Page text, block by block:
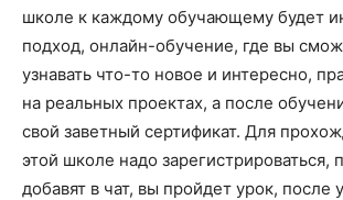
школе к каждому обучающему будет
подход, онлайн-обучение, где вы
узнавать что-то новое и интересно,
на реальных проектах, а после
свой заветный сертификат. Для
этой школе надо зарегистрироваться,
добавят в чат, вы пройдет урок, после